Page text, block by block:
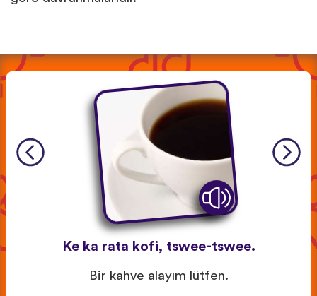
Ke ka rata kofi, tswee-tswee.
Bir kahve alayım lütfen.